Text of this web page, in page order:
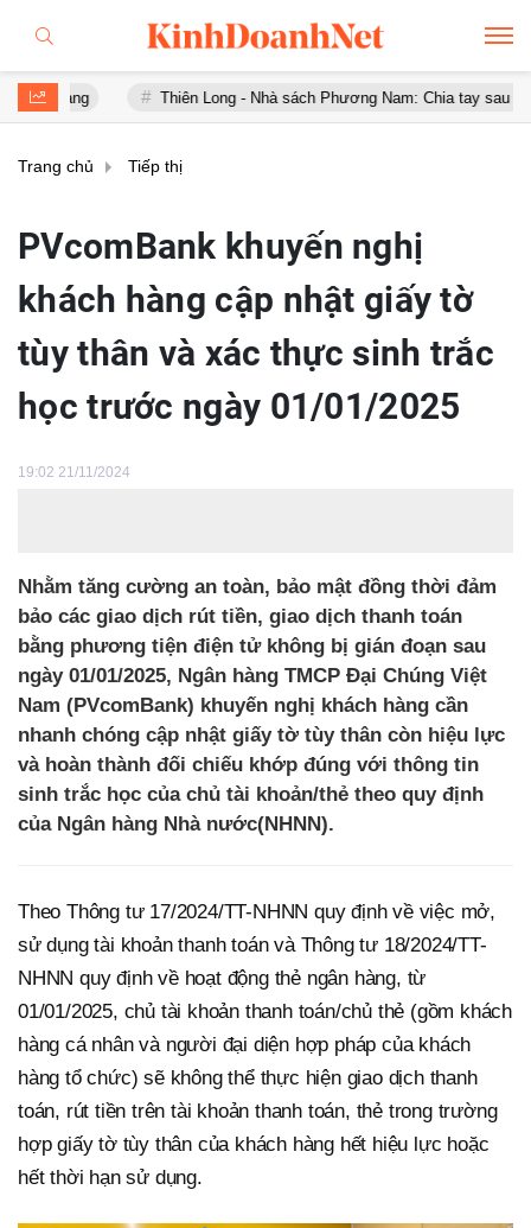
Thiên Long - Nhà sách Phương Nam: Chia tay sau chưa đầy 1 năm
Trang chủ Tiếp thị
PVcomBank khuyến nghị
khách hàng cập nhật giấy tờ
tùy thân và xác thực sinh trắc
học trước ngày 01/01/2025
19:02 21/11/2024
Nhằm tăng cường an toàn, bảo mật đồng thời đảm
bảo các giao dịch rút tiền, giao dịch thanh toán
bằng phương tiện điện tử không bị gián đoạn sau
ngày 01/01/2025, Ngân hàng TMCP Đại Chúng Việt
Nam (PVcomBank) khuyến nghị khách hàng cần
nhanh chóng cập nhật giấy tờ tùy thân còn hiệu lực
và hoàn thành đối chiếu khớp đúng với thông tin
sinh trắc học của chủ tài khoản/thẻ theo quy định
của Ngân hàng Nhà nước(NHNN).
Theo Thông tư 17/2024/TT-NHNN quy định về việc mở,
sử dụng tài khoản thanh toán và Thông tư 18/2024/TT-
NHNN quy định về hoạt động thẻ ngân hàng, từ
01/01/2025, chủ tài khoản thanh toán/chủ thẻ (gồm khách
hàng cá nhân và người đại diện hợp pháp của khách
hàng tổ chức) sẽ không thể thực hiện giao dịch thanh
toán, rút tiền trên tài khoản thanh toán, thẻ trong trường
hợp giấy tờ tùy thân của khách hàng hết hiệu lực hoặc
hết thời hạn sử dụng.